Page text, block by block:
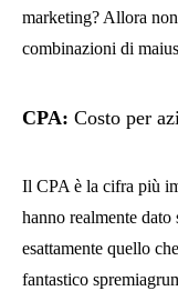
marketing? Allora
combinazioni di
CPA: Costo per
Il CPA è la cifra più
hanno realmente
esattamente quello
fantastico